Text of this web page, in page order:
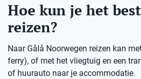
Hoe kun je het
reizen?
Naar Gålå Noorwegen reizen kan
ferry), of met het vliegtuig en een
of huurauto naar je accommodatie.